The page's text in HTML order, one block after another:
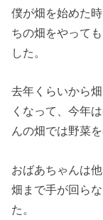
僕が畑を始めた
ちの畑をやって
した。
去年くらいから
くなって、今年
んの畑では野菜
おばあちゃんは
畑まで手が回ら
た。